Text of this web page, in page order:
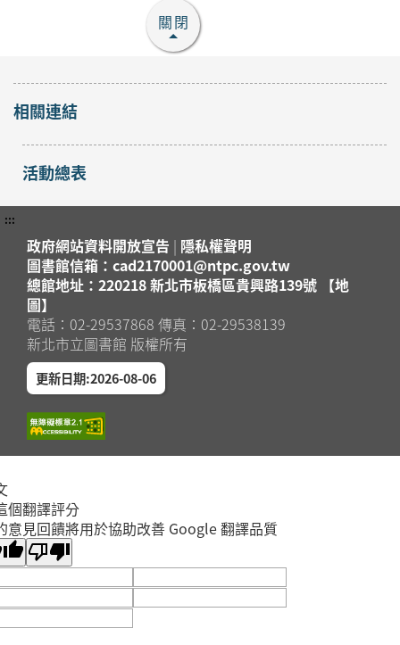
關閉
相關連結
活動總表
:::
政府網站資料開放宣告 | 隱私權聲明
圖書館信箱：cad2170001@ntpc.gov.tw
總館地址：220218 新北市板橋區貴興路139號 【地
圖】
電話：02-29537868 傳真：02-29538139
新北市立圖書館 版權所有
更新日期:2026-08-06
個翻譯評分
意見回饋將用於協助改善 Google 翻譯品質